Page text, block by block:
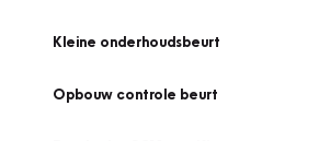
Kleine onderhoudsbeurt
Opbouw controle beurt